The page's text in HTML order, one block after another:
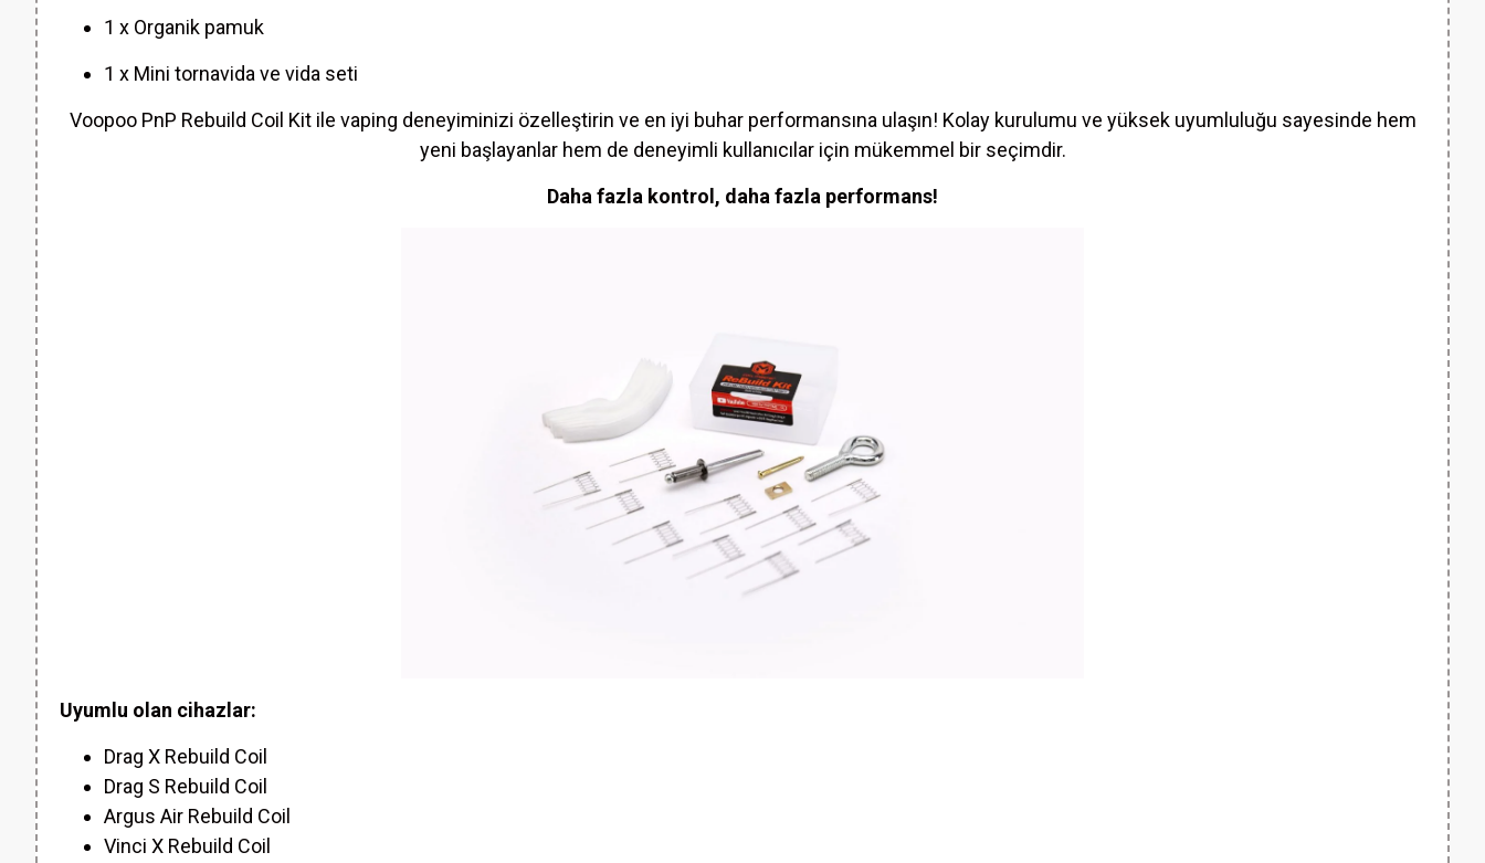
1 x Organik pamuk
1 x Mini tornavida ve vida seti
Voopoo PnP Rebuild Coil Kit ile vaping deneyiminizi özelleştirin ve en iyi buhar performansına ulaşın! Kolay kurulumu ve yüksek uyumluluğu sayesinde hem
yeni başlayanlar hem de deneyimli kullanıcılar için mükemmel bir seçimdir.
Daha fazla kontrol, daha fazla performans!
Uyumlu olan cihazlar:
Drag X Rebuild Coil
Drag S Rebuild Coil
Argus Air Rebuild Coil
Vinci X Rebuild Coil